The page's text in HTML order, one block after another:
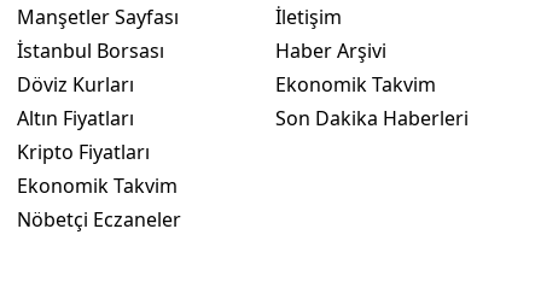
Manşetler Sayfası
İstanbul Borsası
Döviz Kurları
Altın Fiyatları
Kripto Fiyatları
Ekonomik Takvim
Nöbetçi Eczaneler
İletişim
Haber Arşivi
Ekonomik Takvim
Son Dakika Haberleri